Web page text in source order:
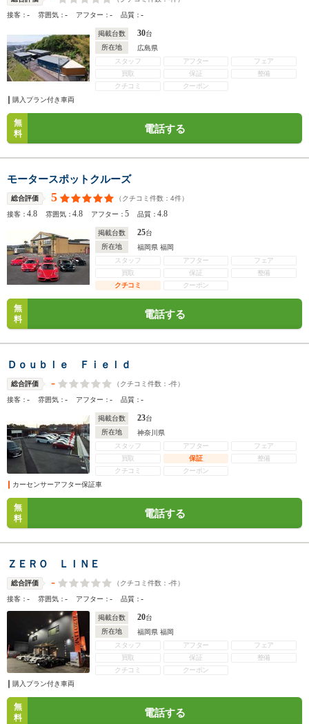
接客：- 雰囲気：- アフター：- 品質：-
掲載台数 30台
所在地
広島県
スタッフ
アフター
フェア
買取
保証
整備
クチコミ
クーポン
購入プラン付き車両
無
料
電話する
モータースポットクルーズ
総合評価 5 （クチコミ件数： 4件）
接客：4.8 雰囲気：4.8 アフター：5 品質：4.8
掲載台数 25台
所在地
福岡県 福岡
スタッフ
アフター
フェア
買取
保証
整備
クチコミ
クーポン
無
料
電話する
Ｄｏｕｂｌｅ Ｆｉｅｌｄ
総合評価 - （クチコミ件数： -件）
接客：- 雰囲気：- アフター：- 品質：-
掲載台数 23台
所在地
神奈川県
スタッフ
アフター
フェア
買取
保証
整備
クチコミ
クーポン
カーセンサーアフター保証車
無
料
電話する
ＺＥＲＯ ＬＩＮＥ
総合評価 - （クチコミ件数： -件）
接客：- 雰囲気：- アフター：- 品質：-
掲載台数 20台
所在地
福岡県 福岡
スタッフ
アフター
フェア
買取
保証
整備
クチコミ
クーポン
購入プラン付き車両
無
料
電話する